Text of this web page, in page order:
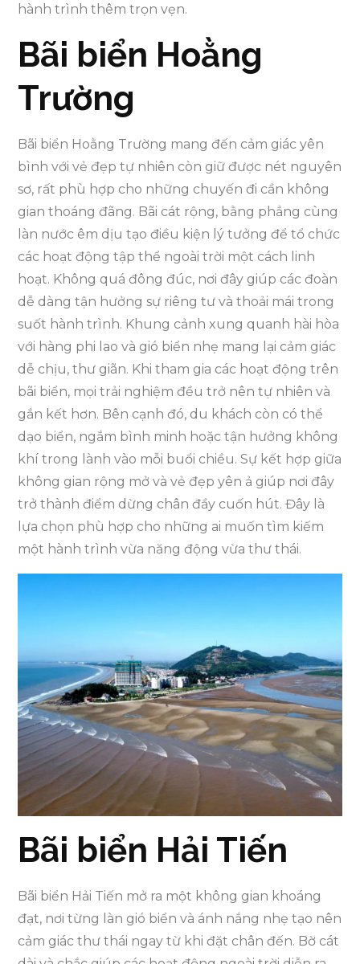
hành trình thêm trọn vẹn.
Bãi biển Hoằng
Trường
Bãi biển Hoằng Trường mang đến cảm giác yên
bình với vẻ đẹp tự nhiên còn giữ được nét nguyên
sơ, rất phù hợp cho những chuyến đi cần không
gian thoáng đãng. Bãi cát rộng, bằng phẳng cùng
làn nước êm dịu tạo điều kiện lý tưởng để tổ chức
các hoạt động tập thể ngoài trời một cách linh
hoạt. Không quá đông đúc, nơi đây giúp các đoàn
dễ dàng tận hưởng sự riêng tư và thoải mái trong
suốt hành trình. Khung cảnh xung quanh hài hòa
với hàng phi lao và gió biển nhẹ mang lại cảm giác
dễ chịu, thư giãn. Khi tham gia các hoạt động trên
bãi biển, mọi trải nghiệm đều trở nên tự nhiên và
gắn kết hơn. Bên cạnh đó, du khách còn có thể
dạo biển, ngắm bình minh hoặc tận hưởng không
khí trong lành vào mỗi buổi chiều. Sự kết hợp giữa
không gian rộng mở và vẻ đẹp yên ả giúp nơi đây
trở thành điểm dừng chân đầy cuốn hút. Đây là
lựa chọn phù hợp cho những ai muốn tìm kiếm
một hành trình vừa năng động vừa thư thái.
Bãi biển Hải Tiến
Bãi biển Hải Tiến mở ra một không gian khoáng
đạt, nơi từng làn gió biển và ánh nắng nhẹ tạo nên
cảm giác thư thái ngay từ khi đặt chân đến. Bờ cát